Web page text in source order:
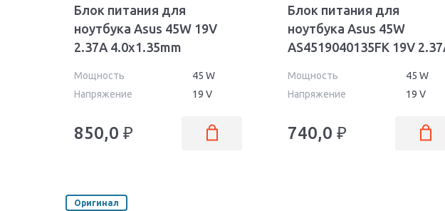
Блок питания для
ноутбука Asus 45W 19V
2.37A 4.0x1.35mm
Мощность
45 W
Напряжение
19 V
850,0 ₽
Блок питания для
ноутбука Asus 45W
AS4519040135FK 19V
Мощность
45 W
Напряжение
19 V
740,0 ₽
Оригинал